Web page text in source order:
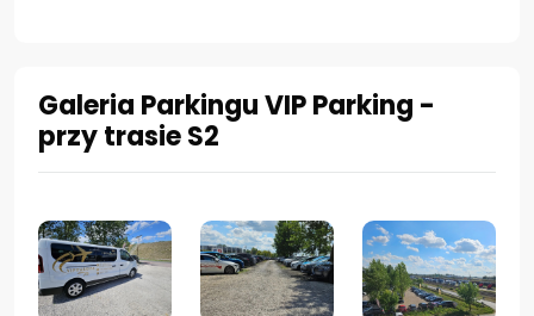
Galeria Parkingu VIP Parking -
przy trasie S2